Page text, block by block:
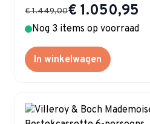
Special Price
€ 1.050,95
€ 1.449,00
Nog 3 items op voorraad
In winkelwagen